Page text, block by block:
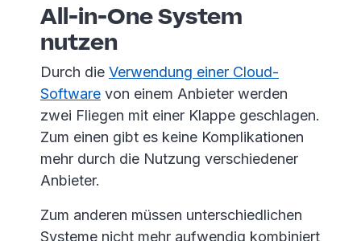
All-in-One System
nutzen
Durch die Verwendung einer Cloud-
Software von einem Anbieter werden
zwei Fliegen mit einer Klappe geschlagen.
Zum einen gibt es keine Komplikationen
mehr durch die Nutzung verschiedener
Anbieter.
Zum anderen müssen unterschiedlichen
Systeme nicht mehr aufwendig kombiniert